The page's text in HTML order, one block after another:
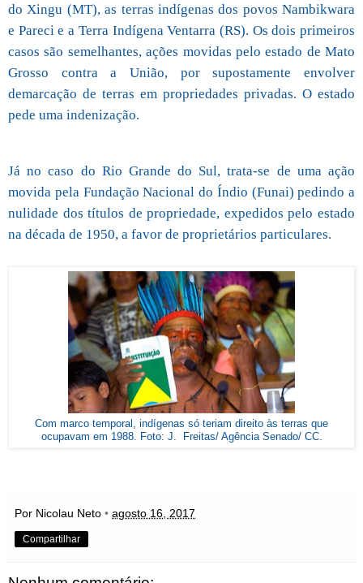
do Xingu (MT), as terras indígenas dos povos Nambikwara
e Pareci e a Terra Indígena Ventarra (RS). Os dois primeiros
casos são semelhantes, ações movidas pelo estado de Mato
Grosso contra a União, por supostamente envolver
demarcação de terras em propriedades privadas. O estado
pede uma indenização.
Já no caso do Rio Grande do Sul, trata-se de uma ação
movida pela Fundação Nacional do Índio (Funai) pedindo a
nulidade dos títulos de propriedade, expedidos pelo estado
na década de 1950, a favor de proprietários particulares.
Com marco temporal, indígenas só teriam direito às terras que
ocupavam em 1988. Foto: J. Freitas/ Agência Senado/ CC.
Por Nicolau Neto • agosto 16, 2017
Compartilhar